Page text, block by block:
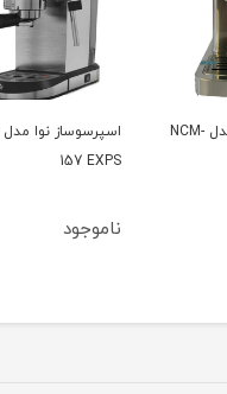
اسپرسوساز نوا مدل NCM-
NCM-128EXPS
ناموجود